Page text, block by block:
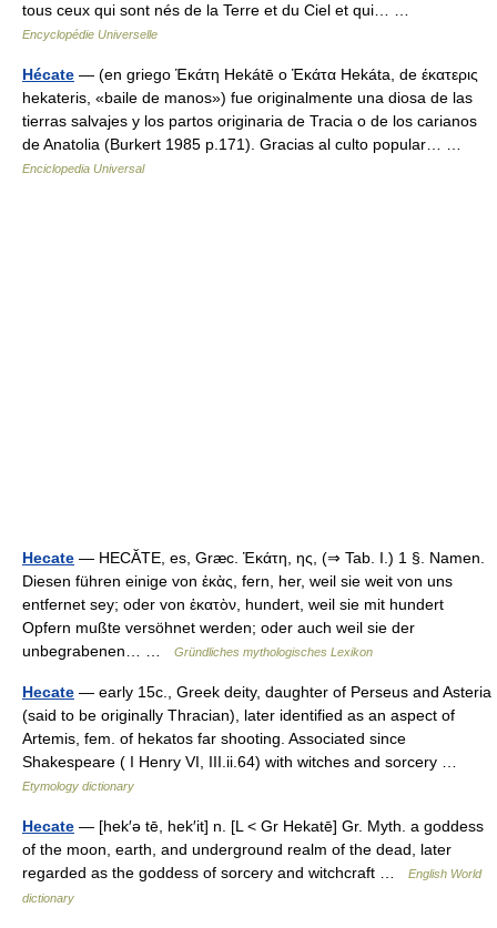
tous ceux qui sont nés de la Terre et du Ciel et qui… …
Encyclopédie Universelle
Hécate — (en griego Ἑκάτη Hekátē o Ἑκάτα Hekáta, de έκατερις
hekateris, «baile de manos») fue originalmente una diosa de las
tierras salvajes y los partos originaria de Tracia o de los carianos
de Anatolia (Burkert 1985 p.171). Gracias al culto popular… …
Enciclopedia Universal
Hecate — HECĂTE, es, Græc. Ἑκάτη, ης, (⇒ Tab. I.) 1 §. Namen.
Diesen führen einige von ἑκὰς, fern, her, weil sie weit von uns
entfernet sey; oder von ἑκατὸν, hundert, weil sie mit hundert
Opfern mußte versöhnet werden; oder auch weil sie der
unbegrabenen… …
Gründliches mythologisches Lexikon
Hecate — early 15c., Greek deity, daughter of Perseus and Asteria
(said to be originally Thracian), later identified as an aspect of
Artemis, fem. of hekatos far shooting. Associated since
Shakespeare ( I Henry VI, III.ii.64) with witches and sorcery …
Etymology dictionary
Hecate — [hek′ə tē, hek′it] n. [L < Gr Hekatē] Gr. Myth. a goddess
of the moon, earth, and underground realm of the dead, later
regarded as the goddess of sorcery and witchcraft …
English World
dictionary